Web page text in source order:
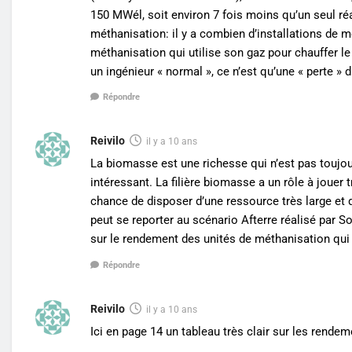
150 MWél, soit environ 7 fois moins qu’un seul
méthanisation: il y a combien d’installations de
méthanisation qui utilise son gaz pour chauffer
un ingénieur « normal », ce n’est qu’une « perte »
Répondre
Reivilo il y a 10 ans
La biomasse est une richesse qui n’est pas
intéressant. La filière biomasse a un rôle à jouer
chance de disposer d’une ressource très large
peut se reporter au scénario Afterre réalisé par
sur le rendement des unités de méthanisation
Répondre
Reivilo il y a 10 ans
Ici en page 14 un tableau très clair sur les